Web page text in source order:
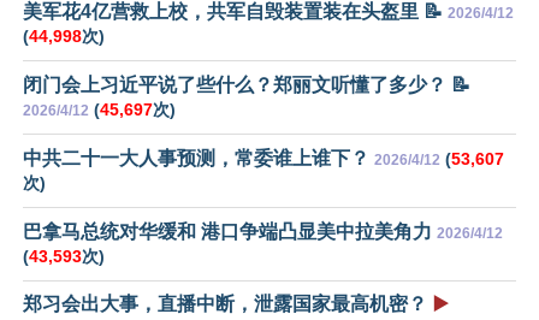
美军花4亿营救上校，共军自毁装置装在头盔里 📝 2026/4/12
(44,998次)
闭门会上习近平说了些什么？郑丽文听懂了多少？ 📝
2026/4/12 (45,697次)
中共二十一大人事预测，常委谁上谁下？ 2026/4/12 (53,607
次)
巴拿马总统对华缓和 港口争端凸显美中拉美角力 2026/4/12
(43,593次)
郑习会出大事，直播中断，泄露国家最高机密？ ▶️